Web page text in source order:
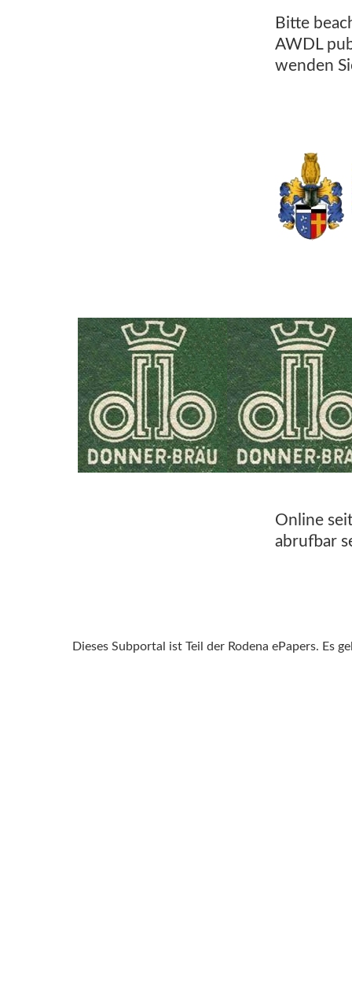
Bitte
AWDL
wenden
Online
abrufbar
Dieses Subportal ist Teil der Rodena ePapers. Es